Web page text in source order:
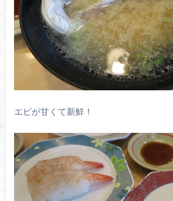
エビが甘くて新鮮！